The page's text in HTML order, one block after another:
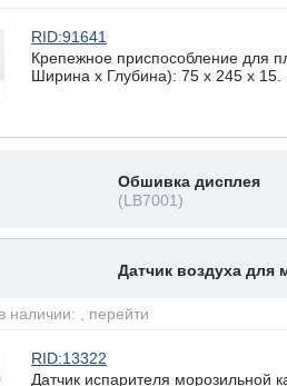
RID:91641
Крепежное приспособление для
Ширина х Глубина): 75 x 245 х 15.
Обшивка дисплея
(LB7001)
Датчик воздуха
наличии: , перейти
RID:13322
Датчик испарителя морозильной